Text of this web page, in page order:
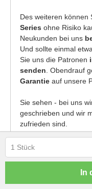
In
Des weiteren können
Series ohne Risiko
Neukunden bei uns
Und sollte einmal
Sie uns die Patronen
senden . Obendrauf
Garantie auf unsere
Sie sehen - bei uns
geschrieben und wir
zufrieden sind.
Kaufen Sie Ihre
original oder